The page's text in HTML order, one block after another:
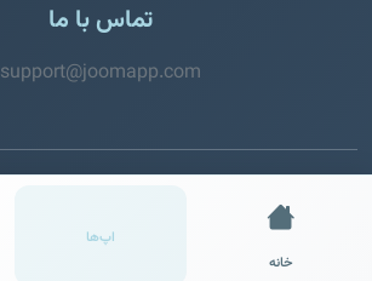
تماس با ما
support@joomapp.com
© 2026 JoomApp. تمامی حقوق محفوظ است.
خانه
اپ‌ها